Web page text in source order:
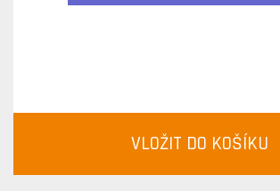
VLOŽIT DO KOŠÍKU